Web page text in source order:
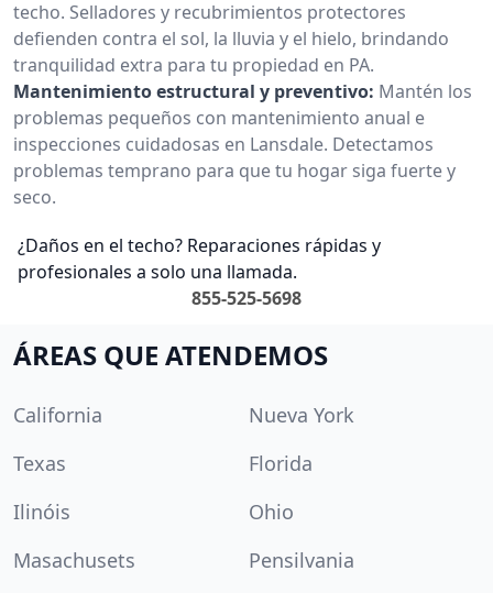
techo. Selladores y recubrimientos protectores
defienden contra el sol, la lluvia y el hielo, brindando
tranquilidad extra para tu propiedad en PA.
Mantenimiento estructural y preventivo: Mantén los
problemas pequeños con mantenimiento anual e
inspecciones cuidadosas en Lansdale. Detectamos
problemas temprano para que tu hogar siga fuerte y
seco.
¿Daños en el techo? Reparaciones rápidas y
profesionales a solo una llamada.
855-525-5698
ÁREAS QUE ATENDEMOS
California
Nueva York
Texas
Florida
Ilinóis
Ohio
Masachusets
Pensilvania